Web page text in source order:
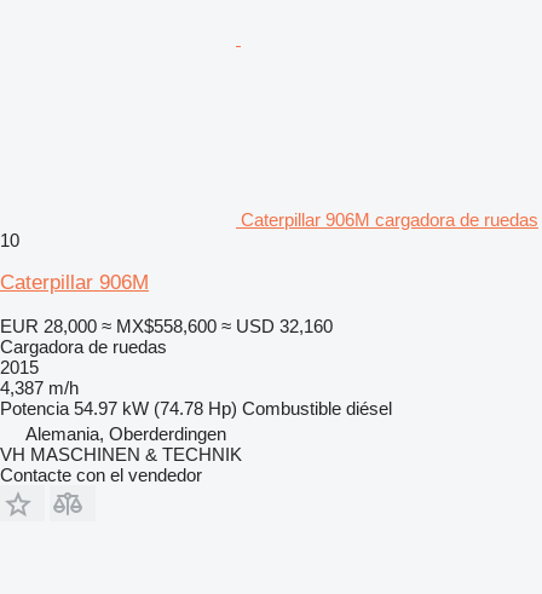
Caterpillar 906M cargadora de ruedas
10
Caterpillar 906M
EUR 28,000 ≈ MX$558,600 ≈ USD 32,160
Cargadora de ruedas
2015
4,387 m/h
Potencia 54.97 kW (74.78 Hp) Combustible diésel
Alemania, Oberderdingen
VH MASCHINEN & TECHNIK
Contacte con el vendedor